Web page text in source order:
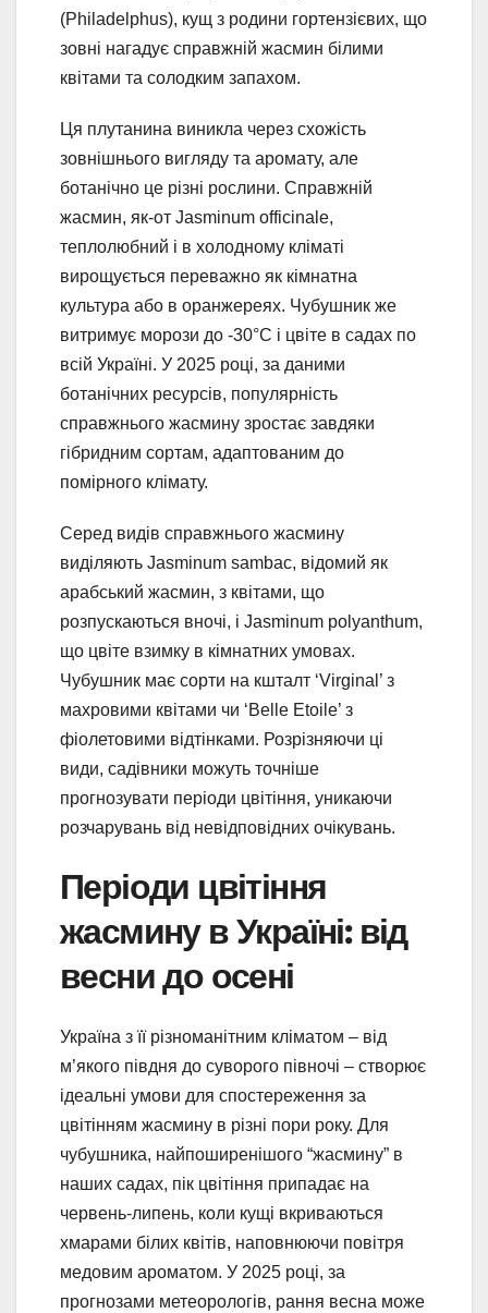
(Philadelphus), кущ з родини гортензієвих, що
зовні нагадує справжній жасмин білими
квітами та солодким запахом.
Ця плутанина виникла через схожість
зовнішнього вигляду та аромату, але
ботанічно це різні рослини. Справжній
жасмин, як-от Jasminum officinale,
теплолюбний і в холодному кліматі
вирощується переважно як кімнатна
культура або в оранжереях. Чубушник же
витримує морози до -30°C і цвіте в садах по
всій Україні. У 2025 році, за даними
ботанічних ресурсів, популярність
справжнього жасмину зростає завдяки
гібридним сортам, адаптованим до
помірного клімату.
Серед видів справжнього жасмину
виділяють Jasminum sambac, відомий як
арабський жасмин, з квітами, що
розпускаються вночі, і Jasminum polyanthum,
що цвіте взимку в кімнатних умовах.
Чубушник має сорти на кшталт ‘Virginal’ з
махровими квітами чи ‘Belle Etoile’ з
фіолетовими відтінками. Розрізняючи ці
види, садівники можуть точніше
прогнозувати періоди цвітіння, уникаючи
розчарувань від невідповідних очікувань.
Періоди цвітіння
жасмину в Україні: від
весни до осені
Україна з її різноманітним кліматом – від
м’якого півдня до суворого півночі – створює
ідеальні умови для спостереження за
цвітінням жасмину в різні пори року. Для
чубушника, найпоширенішого “жасмину” в
наших садах, пік цвітіння припадає на
червень-липень, коли кущі вкриваються
хмарами білих квітів, наповнюючи повітря
медовим ароматом. У 2025 році, за
прогнозами метеорологів, рання весна може